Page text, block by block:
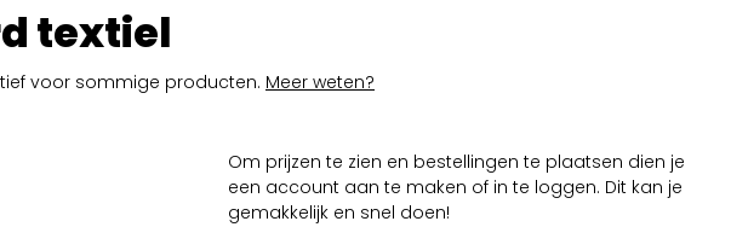
textiel
voor sommige producten. Meer weten?
Om prijzen te zien en bestellingen te plaatsen dien je
een account aan te maken of in te loggen. Dit kan je
gemakkelijk en snel doen!